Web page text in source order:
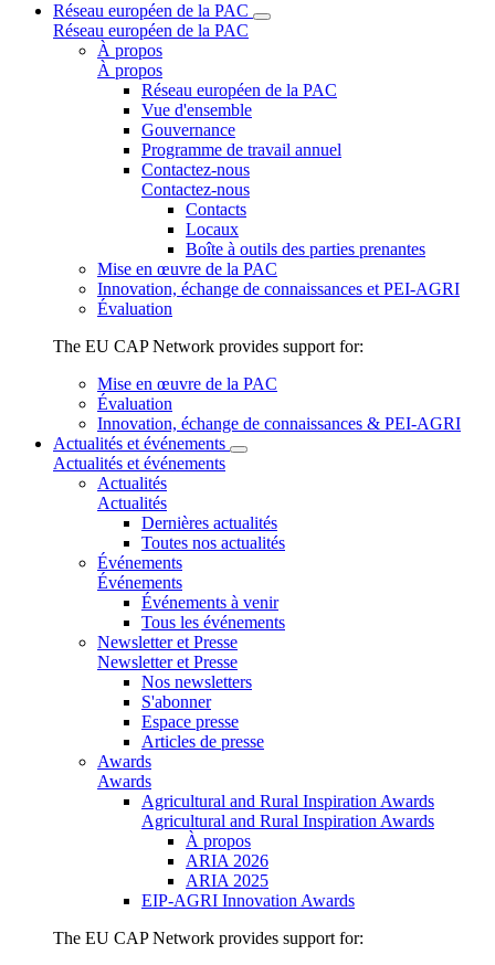
Réseau européen de la PAC
Réseau européen de la PAC
À propos
À propos
Réseau européen de la PAC
Vue d'ensemble
Gouvernance
Programme de travail annuel
Contactez-nous
Contactez-nous
Contacts
Locaux
Boîte à outils des parties prenantes
Mise en œuvre de la PAC
Innovation, échange de connaissances et PEI-AGRI
Évaluation
The EU CAP Network provides support for:
Mise en œuvre de la PAC
Évaluation
Innovation, échange de connaissances & PEI-AGRI
Actualités et événements
Actualités et événements
Actualités
Actualités
Dernières actualités
Toutes nos actualités
Événements
Événements
Événements à venir
Tous les événements
Newsletter et Presse
Newsletter et Presse
Nos newsletters
S'abonnerOpen
link
in
Espace presse
Articles de presse
Awards
Awards
Agricultural and Rural Inspiration Awards
Agricultural and Rural Inspiration Awards
À propos
ARIA 2026
ARIA 2025
EIP-AGRI Innovation Awards
The EU CAP Network provides support for: